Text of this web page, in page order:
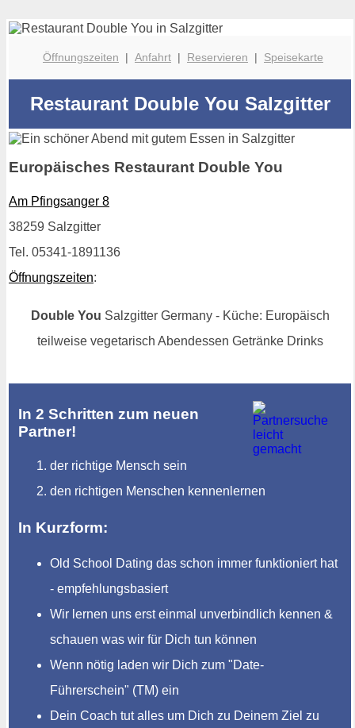
Öffnungszeiten | Anfahrt | Reservieren | Speisekarte
Restaurant Double You Salzgitter
Europäisches Restaurant Double You
Am Pfingsanger 8
38259 Salzgitter
Tel. 05341-1891136
Öffnungszeiten:
Double You Salzgitter Germany - Küche: Europäisch
teilweise vegetarisch Abendessen Getränke Drinks
In 2 Schritten zum neuen
Partner!
der richtige Mensch sein
den richtigen Menschen kennenlernen
In Kurzform:
Old School Dating das schon immer funktioniert hat
- empfehlungsbasiert
Wir lernen uns erst einmal unverbindlich kennen &
schauen was wir für Dich tun können
Wenn nötig laden wir Dich zum "Date-
Führerschein" (TM) ein
Dein Coach tut alles um Dich zu Deinem Ziel zu